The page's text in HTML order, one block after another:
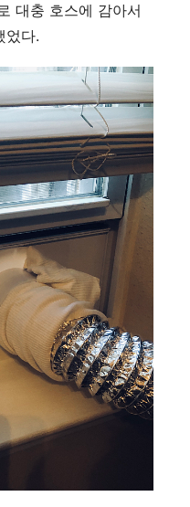
대충 호스에 감아서
었다.